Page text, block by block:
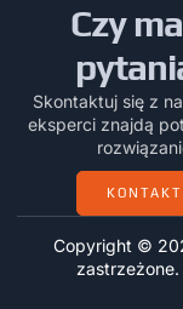
Czy
Skontaktuj się z
eksperci znajdą
KONTAKT
Copyright ©
zastrzeżone.